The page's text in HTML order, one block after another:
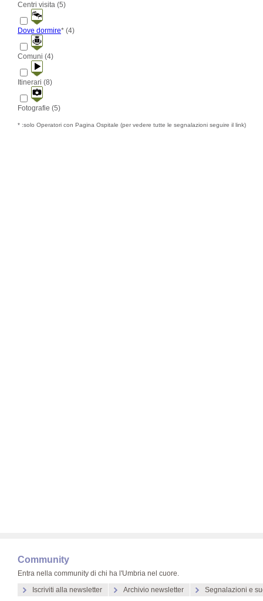
Centri visita (5)
Dove dormire* (4)
Comuni (4)
Itinerari (8)
Fotografie (5)
* :solo Operatori con Pagina Ospitale (per vedere tutte le segnalazioni seguire il link)
Community
Entra nella community di chi ha l'Umbria nel cuore.
Iscriviti alla newsletter
Archivio newsletter Segnalazioni e